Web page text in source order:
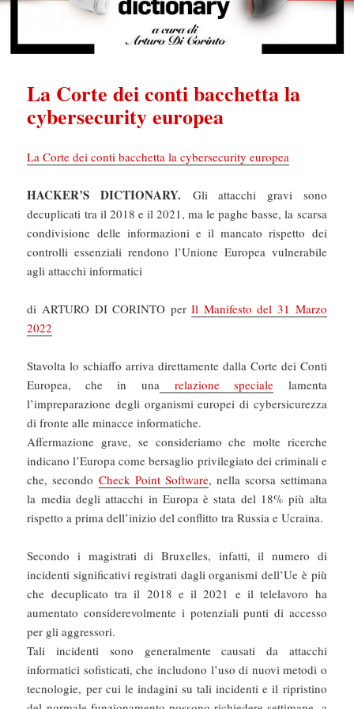
La Corte dei conti bacchetta la
cybersecurity europea
La Corte dei conti bacchetta la cybersecurity europea
HACKER’S DICTIONARY. Gli attacchi gravi sono
decuplicati tra il 2018 e il 2021, ma le paghe basse, la scarsa
condivisione delle informazioni e il mancato rispetto dei
controlli essenziali rendono l’Unione Europea vulnerabile
agli attacchi informatici
di ARTURO DI CORINTO perIl Manifesto del 31 Marzo
2022
Stavolta lo schiaffo arriva direttamente dalla Corte dei Conti
Europea, che in una relazione specialelamenta
l’impreparazione degli organismi europei di cybersicurezza
di fronte alle minacce informatiche.
Affermazione grave, se consideriamo che molte ricerche
indicano l’Europa come bersaglio privilegiato dei criminali e
che, secondoCheck Point Software, nella scorsa settimana
la media degli attacchi in Europa è stata del 18% più alta
rispetto a prima dell’inizio del conflitto tra Russia e Ucraina.
Secondo i magistrati di Bruxelles, infatti, il numero di
incidenti significativi registrati dagli organismi dell’Ue è più
che decuplicato tra il 2018 e il 2021 e il telelavoro ha
aumentato considerevolmente i potenziali punti di accesso
per gli aggressori.
Tali incidenti sono generalmente causati da attacchi
informatici sofisticati, che includono l’uso di nuovi metodi o
tecnologie, per cui le indagini su tali incidenti e il ripristino